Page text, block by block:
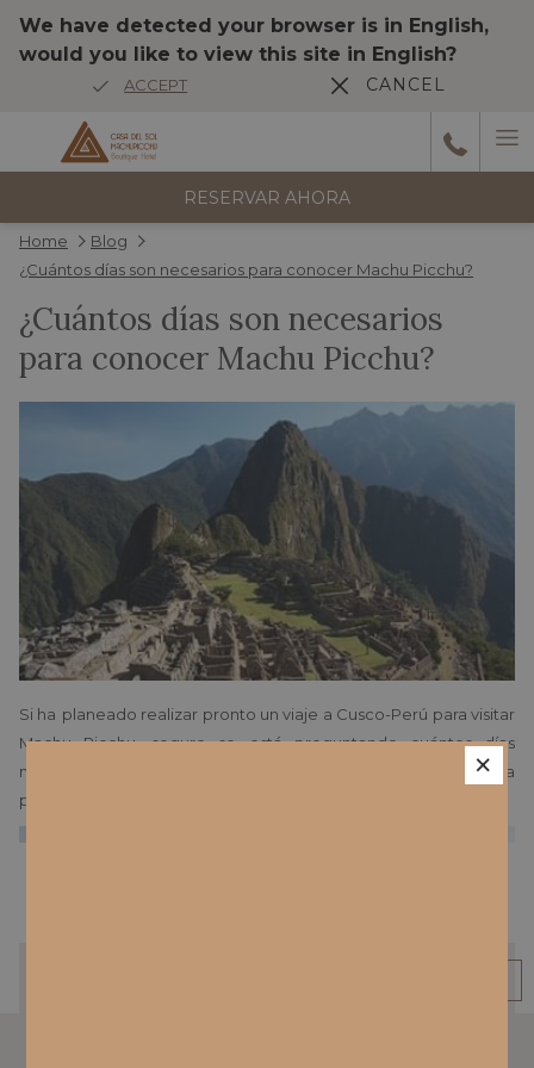
We have detected your browser is in English,
would you like to view this site in English?
ACCEPT CANCEL
RESERVAR AHORA
reseñas
Anterior
Wonderful stay The hotel is beautiful, elegant, and decorated very
room with terrace, jacuzzi, and river view !!Spectacular! The
HAH_2014df
Home
Blog
¿Cuántos días son necesarios para conocer Machu Picchu?
¿Cuántos días son necesarios
para conocer Machu Picchu?
Si ha planeado realizar pronto un viaje a Cusco-Perú para visitar
Machu Picchu, seguro se está preguntando cuántos días
necesitará para
conocer este atractivo turístico. En esta
publicación le hablaremos más al respecto.
×